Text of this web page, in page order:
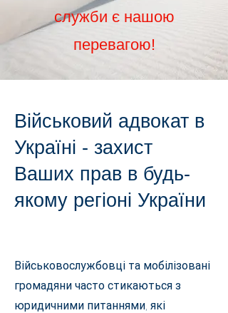
служби є нашою
перевагою!
Військовий адвокат в
Україні - захист
Ваших прав в будь-
якому регіоні України
Військовослужбовці та мобілізовані
громадяни часто стикаються з
юридичними питаннями, які